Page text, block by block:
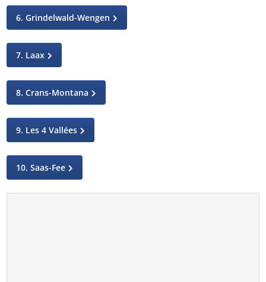
6. Grindelwald-Wengen
7. Laax
8. Crans-Montana
9. Les 4 Vallées
10. Saas-Fee